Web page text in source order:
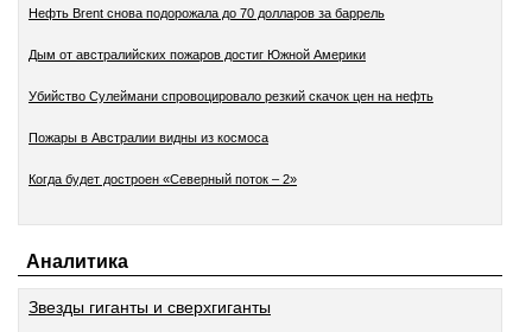
Нефть Brent снова подорожала до 70 долларов за баррель
Дым от австралийских пожаров достиг Южной Америки
Убийство Сулеймани спровоцировало резкий скачок цен на нефть
Пожары в Австралии видны из космоса
Когда будет достроен «Северный поток – 2»
Аналитика
Звезды гиганты и сверхгиганты